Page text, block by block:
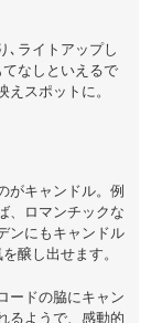
､ライトアップし
なしといえるで
スポットに。
がキャンドル。例
、ロマンチックな
ンにもキャンドル
醸し出せます。
ードの脇にキャン
るようで、感動的